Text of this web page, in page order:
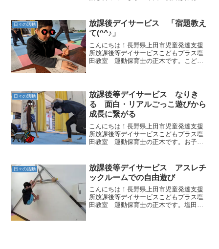
たい～？出発前にみんな体育館に何を持
って行くか考えます！今回...
日々の活動
放課後デイサービス 「宿題教え
て(^^♪」
こんにちは！長野県上田市児童発達支援
所放課後等デイサービスこどもプラス塩
田教室 運動保育士の正木です。こども
を目指して頑張るお子さん...
日々の活動
放課後等デイサービス なりき
る 面白・リアルごっこ遊びから
成長に繋がる
こんにちは！長野県上田市児童発達支援
所放課後等デイサービスこどもプラス塩
田教室 運動保育士の正木です。お子さ
りますそんなことどこで知ったの？など
という情報までそんなたく...
日々の活動
放課後等デイサービス アスレチ
ックルームでの自由遊び
こんにちは！長野県上田市児童発達支援
所放課後等デイサービスこどもプラス塩
田教室 運動保育士の正木です。塩田教